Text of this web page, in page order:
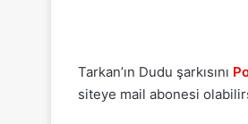
Tarkan’ın Dudu şarkısını
siteye mail abonesi